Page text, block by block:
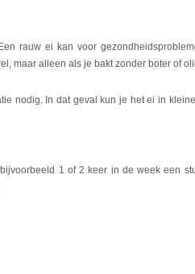
rauw ei kan voor
maar alleen als je bakt zonder boter of
nodig. In dat geval kun je het ei in
1 of 2 keer in de week een